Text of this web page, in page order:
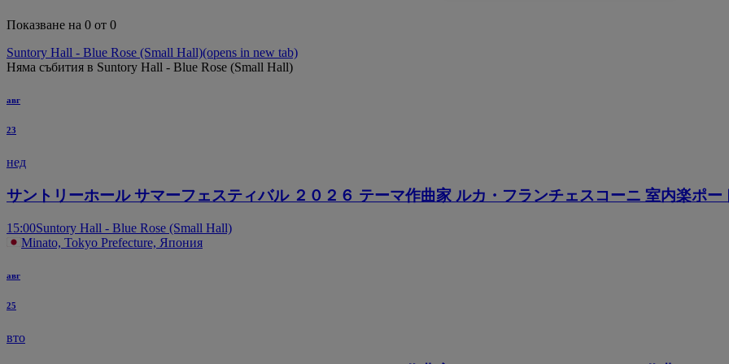
Показване на 0 от 0
Suntory Hall - Blue Rose (Small Hall)(opens in new tab)
Няма събития в Suntory Hall - Blue Rose (Small Hall)
авг
23
нед
サントリーホール サマーフェスティバル ２０２６ テーマ作曲家 ルカ・フランチェスコーニ 室内楽ポー
15:00Suntory Hall - Blue Rose (Small Hall)
Minato, Tokyo Prefecture, Япония
авг
25
вто